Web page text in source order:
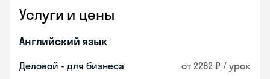
Услуги и цены
Английский язык
Деловой - для бизнеса от 2282 ₽ / урок